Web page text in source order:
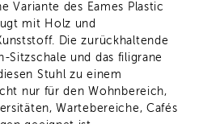
Variante des Eames Plastic
mit Holz und
Die zurückhaltende
Sitzschale und das filigrane
Stuhl zu einem
nur für den Wohnbereich,
Wartebereiche, Cafés